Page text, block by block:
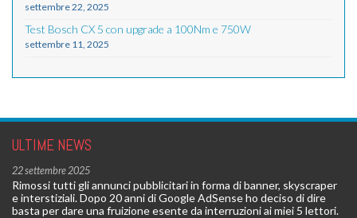
settembre 22, 2025
Test Bosch CX 5 con upgrade a 100Nm e 750W
settembre 11, 2025
ULTIME NEWS
22 settembre 2025
Rimossi tutti gli annunci pubblicitari in forma di banner, skyscraper
e interstiziali. Dopo 20 anni di Google AdSense ho deciso di dire
basta per dare una fruizione esente da interruzioni ai miei 5 lettori.